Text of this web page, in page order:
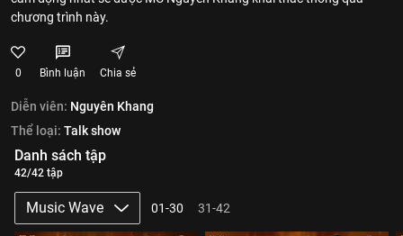
chương trình này.
0 Bình luận Chia sẻ
Diễn viên: Nguyên Khang
Thể loại: Talk show
Danh sách tập
42/42 tập
Music Wave 01-30 31-42